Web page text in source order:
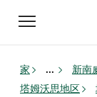
Toggle
navigation
家 ... 新南
塔姆沃思地区